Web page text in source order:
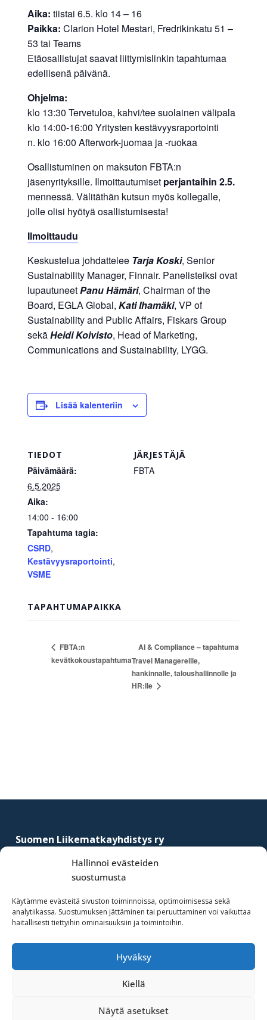
Hallinnoi evästeiden
suostumusta
Käytämme evästeitä sivuston toiminnoissa, optimoimisessa sekä
analytiikassa. Suostumuksen jättäminen tai peruuttaminen voi vaikuttaa
haitallisesti tiettyihin ominaisuuksiin ja toimintoihin.
Hyväksy
Kiellä
Näytä asetukset
Aika: tiistai 6.5. klo 14 – 16
Paikka: Clarion Hotel Mestari, Fredrikinkatu 51 –
53 tai Teams
Etäosallistujat saavat liittymislinkin tapahtumaa
edellisenä päivänä.
Ohjelma:
klo 13:30 Tervetuloa, kahvi/tee suolainen välipala
klo 14:00-16:00 Yritysten kestävyysraportointi
n. klo 16:00 Afterwork-juomaa ja -ruokaa
Osallistuminen on maksuton FBTA:n
jäsenyrityksille. Ilmoittautumiset perjantaihin 2.5.
mennessä. Välitäthän kutsun myös kollegalle,
jolle olisi hyötyä osallistumisesta!
Ilmoittaudu
Keskustelua johdattelee Tarja Koski, Senior
Sustainability Manager, Finnair. Panelisteiksi ovat
lupautuneetPanu Hämäri, Chairman of the
Board, EGLA Global, Kati Ihamäki, VP of
Sustainability and Public Affairs, Fiskars Group
sekäHeidi Koivisto, Head of Marketing,
Communications and Sustainability, LYGG.
Lisää kalenteriin
TIEDOT
Päivämäärä:
6.5.2025
Aika:
14:00 - 16:00
Tapahtuma tagia:
CSRD,
Kestävyysraportointi,
VSME
JÄRJESTÄJÄ
FBTA
TAPAHTUMAPAIKKA
FBTA:n
kevätkokoustapahtuma
AI & Compliance – tapahtuma
Travel Managereille,
hankinnalle, taloushallinnolle ja
HR:lle
Suomen Liikematkayhdistys ry
Simonkatu 12 B 30
(09) 441 244
Rekisteriseloste